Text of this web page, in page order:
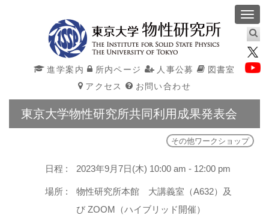
進学案内 所内ページ 人事公募
図書室
アクセス
お問い合わせ
東京大学物性研究所共同利用成果発表会
その他ワークショップ
日程 : 2023年9月7日(木) 10:00 am - 12:00 pm
場所 :
物性研究所本館 大講義室（A632）及
び ZOOM（ハイブリッド開催）